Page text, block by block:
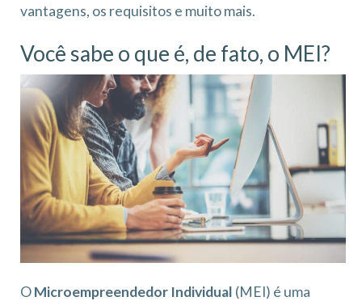
vantagens, os requisitos e muito mais.
Você sabe o que é, de fato, o MEI?
OMicroempreendedor Individual (MEI) é uma